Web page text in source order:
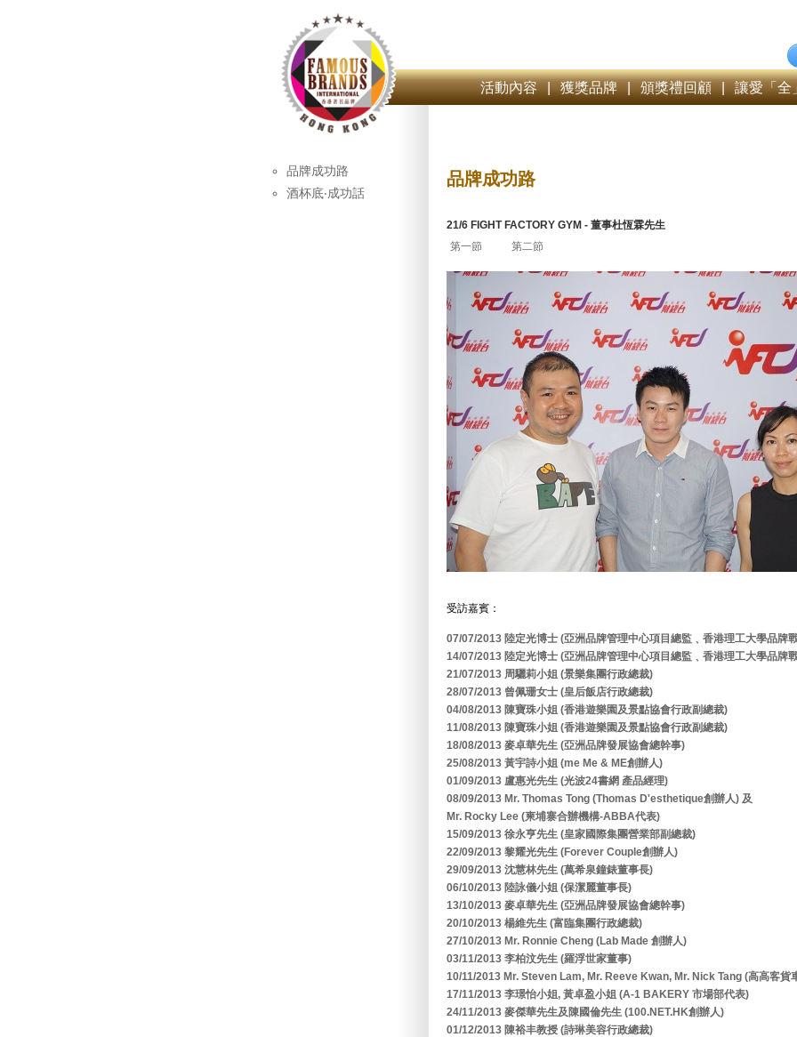
活動內容 | 獲獎品牌 | 頒獎禮回顧 | 讓愛「全
品牌成功路
酒杯底‧成功話
品牌成功路
21/6 FIGHT FACTORY GYM - 董事杜恆霖先生
第一節
第二節
受訪嘉賓：
07/07/2013 陸定光博士 (亞洲品牌管理中心項目總監﹑香港理工大學品牌
14/07/2013 陸定光博士 (亞洲品牌管理中心項目總監﹑香港理工大學品牌
21/07/2013 周驪莉小姐 (景樂集團行政總裁)
28/07/2013 曾佩珊女士 (皇后飯店行政總裁)
04/08/2013 陳寶珠小姐 (香港遊樂園及景點協會行政副總裁)
11/08/2013 陳寶珠小姐 (香港遊樂園及景點協會行政副總裁)
18/08/2013 麥卓華先生 (亞洲品牌發展協會總幹事)
25/08/2013 黃宇詩小姐 (me Me & ME創辦人)
01/09/2013 盧惠光先生 (光波24書網 產品經理)
08/09/2013 Mr. Thomas Tong (Thomas D'esthetique創辦人) 及
Mr. Rocky Lee (柬埔寨合辦機構-ABBA代表)
15/09/2013 徐永亨先生 (皇家國際集團營業部副總裁)
22/09/2013 黎耀光先生 (Forever Couple創辦人)
29/09/2013 沈慧林先生 (萬希泉鐘錶董事長)
06/10/2013 陸詠儀小姐 (保潔麗董事長)
13/10/2013 麥卓華先生 (亞洲品牌發展協會總幹事)
20/10/2013 楊維先生 (富臨集團行政總裁)
27/10/2013 Mr. Ronnie Cheng (Lab Made 創辦人)
03/11/2013 李柏汶先生 (羅浮世家董事)
10/11/2013 Mr. Steven Lam, Mr. Reeve Kwan, Mr. Nick Tang (高高客貨
17/11/2013 李璟怡小姐, 黃卓盈小姐 (A-1 BAKERY 市場部代表)
24/11/2013 麥傑華先生及陳國倫先生 (100.NET.HK創辦人)
01/12/2013 陳裕丰教授 (詩琳美容行政總裁)